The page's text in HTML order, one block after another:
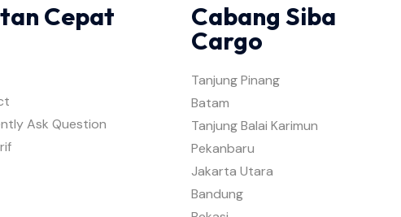
Cepat
Ask Question
Cabang Siba
Cargo
Tanjung Pinang
Batam
Tanjung Balai Karimun
Pekanbaru
Jakarta Utara
Bandung